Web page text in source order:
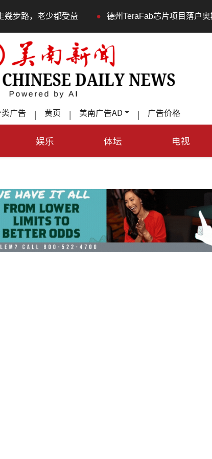
老少都受益 • 德州TeraFab芯片项目落户奥斯汀 马
广告 | 黄页 | 美南广告AD | 广告价格
娱乐 体坛 电视